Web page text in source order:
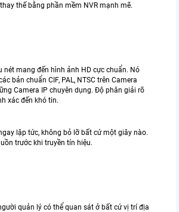
thế bằng phần mềm NVR mạnh mẽ.
nét mang đến hình ảnh HD cực chuẩn. Nó
bản chuẩn CIF, PAL, NTSC trên Camera
Camera IP chuyên dụng. Độ phân giải rõ
xác đến khó tin.
lập tức, không bỏ lỡ bất cứ một giây nào.
trước khi truyền tín hiệu.
quản lý có thể quan sát ở bất cứ vị trí địa